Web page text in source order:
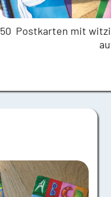
50 Postkarten mit